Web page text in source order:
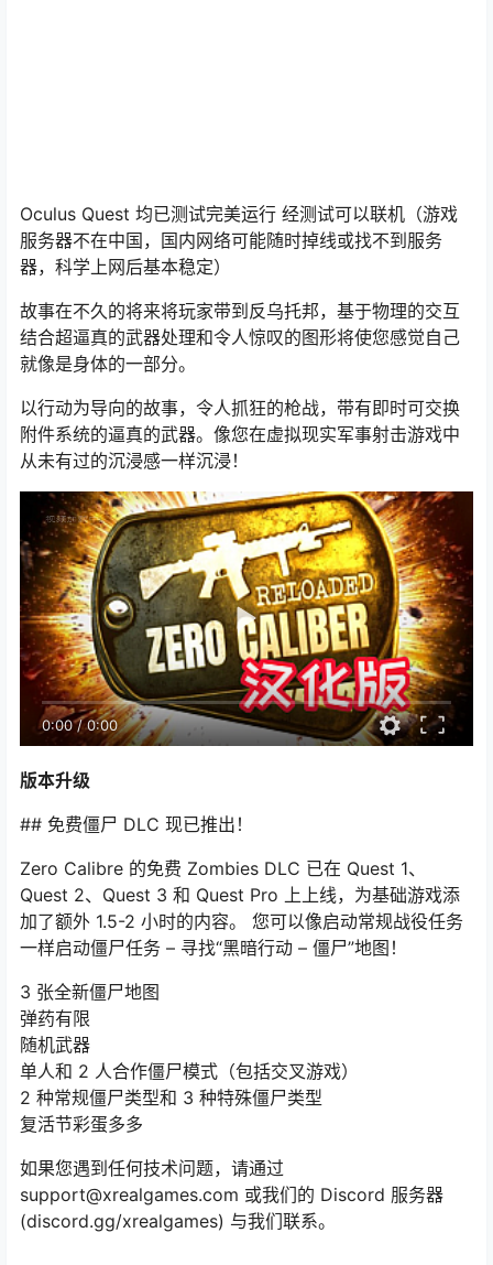
Oculus Quest 均已测试完美运行 经测试可以联机（游戏
服务器不在中国，国内网络可能随时掉线或找不到服务
器，科学上网后基本稳定）
故事在不久的将来将玩家带到反乌托邦，基于物理的交互
结合超逼真的武器处理和令人惊叹的图形将使您感觉自己
就像是身体的一部分。
以行动为导向的故事，令人抓狂的枪战，带有即时可交换
附件系统的逼真的武器。像您在虚拟现实军事射击游戏中
从未有过的沉浸感一样沉浸！
0:00/0:00
版本升级
## 免费僵尸 DLC 现已推出！
Zero Calibre 的免费 Zombies DLC 已在 Quest 1、
Quest 2、Quest 3 和 Quest Pro 上上线，为基础游戏添
加了额外 1.5-2 小时的内容。 您可以像启动常规战役任务
一样启动僵尸任务 – 寻找“黑暗行动 – 僵尸”地图！
3 张全新僵尸地图
弹药有限
随机武器
单人和 2 人合作僵尸模式（包括交叉游戏）
2 种常规僵尸类型和 3 种特殊僵尸类型
复活节彩蛋多多
如果您遇到任何技术问题，请通过
support@xrealgames.com 或我们的 Discord 服务器
(discord.gg/xrealgames) 与我们联系。